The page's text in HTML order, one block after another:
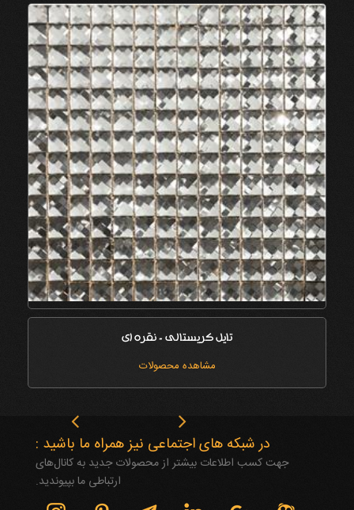
تایل کریستالی - نقره ای
مشاهده محصولات
در شبکه های اجتماعی نیز همراه ما باشید :
جهت کسب اطلاعات بیشتر از محصولات جدید به کانال‌های
ارتباطی ما بپیوندید.